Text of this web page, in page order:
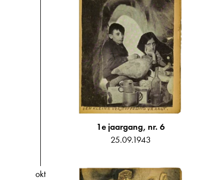
1e jaargang, nr. 6
25.09.1943
okt